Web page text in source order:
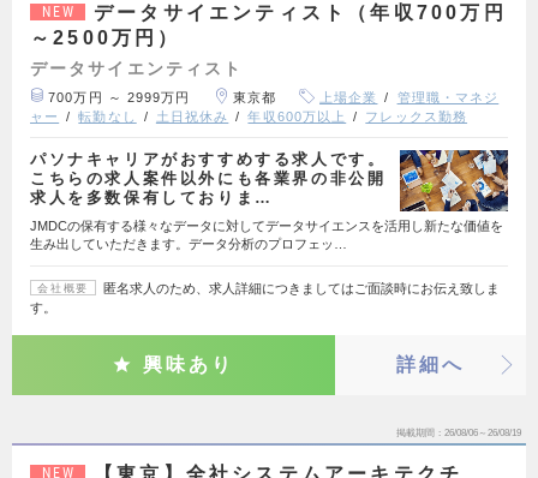
NEW
データサイエンティスト（年収700万円
～2500万円）
データサイエンティスト
700万円 ～ 2999万円 東京都 上場企業
管理職・マネジ
ャー
転勤なし 土日祝休み 年収600万以上 フレックス勤務
パソナキャリアがおすすめする求人です。
こちらの求人案件以外にも各業界の非公開
求人を多数保有しておりま…
JMDCの保有する様々なデータに対してデータサイエンスを活用し新たな価値を
生み出していただきます。データ分析のプロフェッ…
会社概要
匿名求人のため、求人詳細につきましてはご面談時にお伝え致しま
す。
興味あり 詳細へ
掲載期間 26/08/06～26/08/19
NEW